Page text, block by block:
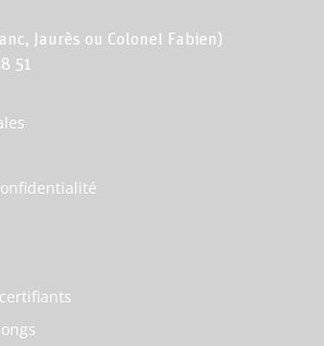
Jaurès ou Colonel Fabien)
51